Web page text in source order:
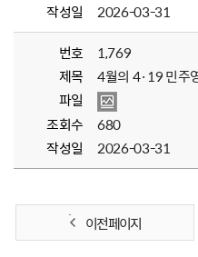
작성일
2026-03-31
번호
1,769
제목
4월의 4·19 민주
파일
조회수
680
작성일
2026-03-31
이전 페이지